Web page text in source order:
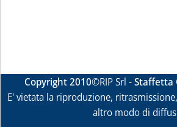
Copyright 2010©RIP Srl -Staffetta
E' vietata la riproduzione,
altro modo di